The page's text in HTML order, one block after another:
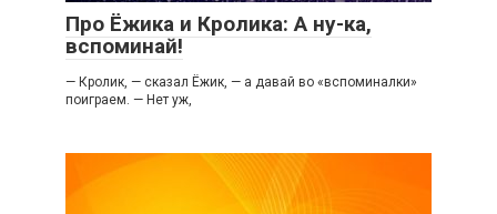
Про Ёжика и Кролика: А ну-ка,
вспоминай!
— Кролик, — сказал Ёжик, — а давай во «вспоминалки»
поиграем. — Нет уж,